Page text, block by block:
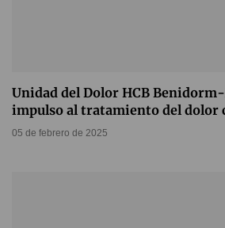
Unidad del Dolor HCB
impulso al tratamiento del dolor
05 de febrero de 2025